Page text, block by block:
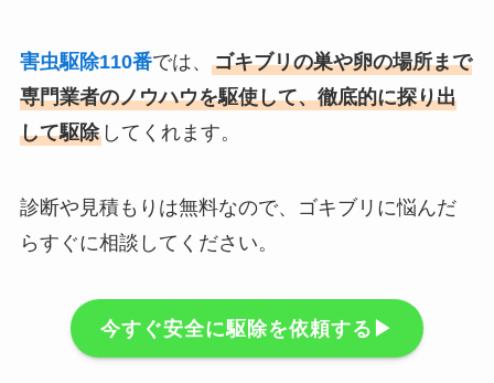
害虫駆除110番では、 ゴキブリの巣や卵の場所まで
専門業者のノウハウを駆使して、徹底的に探り出
して駆除してくれます。
診断や見積もりは無料なので、ゴキブリに悩んだ
らすぐに相談してください。
今すぐ安全に駆除を依頼する▶︎